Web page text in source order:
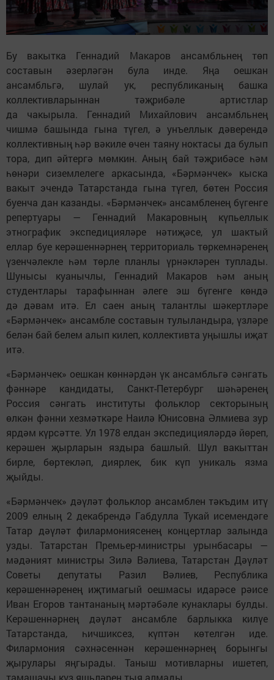
Бу вакытка Геннадий Макаров ансамбльнең төп
составын әзерләгән була инде. Яңа оешкан
ансамбльгә, шулай ук, республиканың башка
коллективларыннан тәҗрибәле артистлар
да чакырыла. Геннадий Михайлович ансамбльнең
чишмә башында гына түгел, ә унъеллык дәверендә
коллективның һәр вәкиле өчен таяну ноктасы да булып
тора, дип әйтергә мөмкин. Аның бай тәҗрибәсе һәм
һөнәри сиземлелеге аркасында, «Бәрмәнчек» кыска
вакыт эчендә Татарстанда гына түгел, бөтен Россия
буенча дан казанды. «Бәрмәнчек» ансамбленең бүгенге
репертуары — Геннадий Макаровның күпьеллык
этнографик экспедицияләре нәтиҗәсе, ул шактый
еллар буе керәшеннәрнең территориаль төркемнәренең
үзенчәлекле һәм төрле планлы үрнәкләрен туплады.
Шунысы куанычлы, Геннадий Макаров һәм аның
студентлары тарафыннан әлеге эш бүгенге көндә
дә дәвам итә. Ел саен аның талантлы шәкертләре
«Бәрмәнчек» ансамбле составын тулыландыра, үзләре
белән бай белем алып килеп, коллективта уңышлы иҗат
итә.
«Бәрмәнчек» оешкан көннәрдән үк ансамбльгә сәнгать
фәннәре кандидаты, Санкт-Петербург шәһәренең
Россия сәнгать институты фольклор секторының
өлкән фәнни хезмәткәре Наилә Юнисовна Әлмиева зур
ярдәм күрсәтте. Ул 1978 елдан экспедицияләрдә йөреп,
керәшен җырларын яздыра башлый. Шул вакыттан
бирле, бөртекләп, диярлек, бик күп уникаль язма
җыйды.
«Бәрмәнчек» дәүләт фольклор ансамблен тәкъдим итү
2009 елның 2 декабрендә Габдулла Тукай исемендәге
Татар дәүләт филармониясенең концертлар залында
узды. Татарстан Премьер-министры урынбасары —
мәдәният министры Зилә Вәлиева, Татарстан Дәүләт
Советы депутаты Разил Вәлиев, Республика
керәшеннәренең иҗтимагый оешмасы идарәсе рәисе
Иван Егоров тантананың мәртәбәле кунаклары булды.
Керәшеннәрнең дәүләт ансамбле барлыкка килүе
Татарстанда, һичшиксез, күптән көтелгән иде.
Филармония сәхнәсеннән керәшеннәрнең борынгы
җырулары яңгырады. Таныш мотивларны ишетеп,
тамашачы күз яшьләрен тыя алмады.